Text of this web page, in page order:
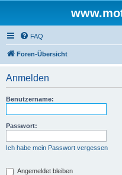
FAQ
Foren-Übersicht
Anmelden
Benutzername:
Passwort:
Ich habe mein Passwort vergessen
Angemeldet bleiben